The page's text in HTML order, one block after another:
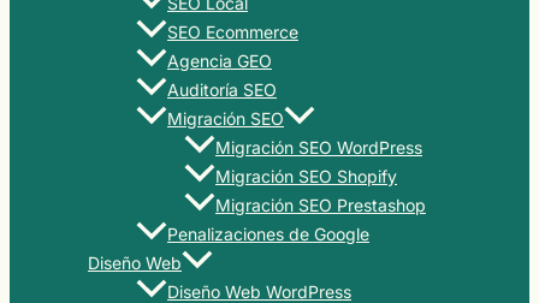
SEO Ecommerce
Agencia GEO
Auditoría SEO
Migración SEO
Migración SEO WordPress
Migración SEO Shopify
Migración SEO Prestashop
Penalizaciones de Google
Diseño Web
Diseño Web WordPress